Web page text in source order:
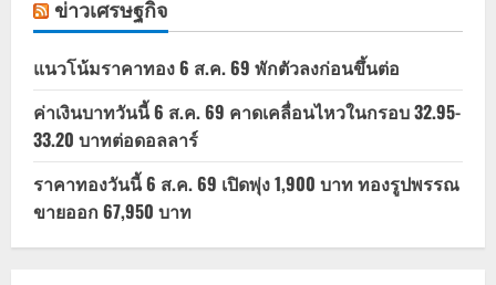
ข่าวเศรษฐกิจ
แนวโน้มราคาทอง 6 ส.ค. 69 พักตัวลงก่อนขึ้นต่อ
ค่าเงินบาทวันนี้ 6 ส.ค. 69 คาดเคลื่อนไหวในกรอบ 32.95-
33.20 บาทต่อดอลลาร์
ราคาทองวันนี้ 6 ส.ค. 69 เปิดพุ่ง 1,900 บาท ทองรูปพรรณ
ขายออก 67,950 บาท